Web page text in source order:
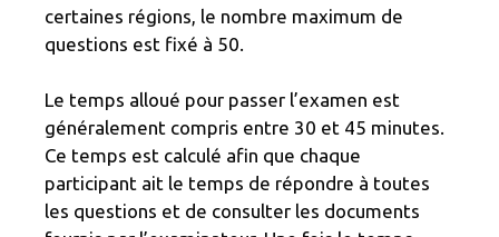
certaines régions, le nombre maximum de
questions est fixé à 50.
Le temps alloué pour passer l’examen est
généralement compris entre 30 et 45 minutes.
Ce temps est calculé afin que chaque
participant ait le temps de répondre à toutes
les questions et de consulter les documents